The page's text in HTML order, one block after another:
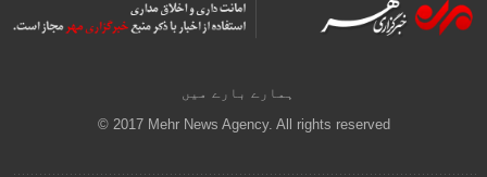
ہمارے بارے میں
© 2017 Mehr News Agency. All rights reserved